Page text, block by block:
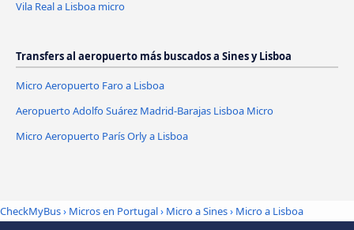
Vila Real a Lisboa micro
Transfers al aeropuerto más buscados a Sines y Lisboa
Micro Aeropuerto Faro a Lisboa
Aeropuerto Adolfo Suárez Madrid-Barajas Lisboa Micro
Micro Aeropuerto París Orly a Lisboa
CheckMyBus› Micros en Portugal› Micro a Sines› Micro a Lisboa